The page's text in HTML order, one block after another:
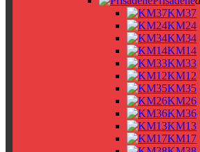
KM37
KM24
KM34
KM14
KM33
KM12
KM35
KM26
KM36
KM13
KM17